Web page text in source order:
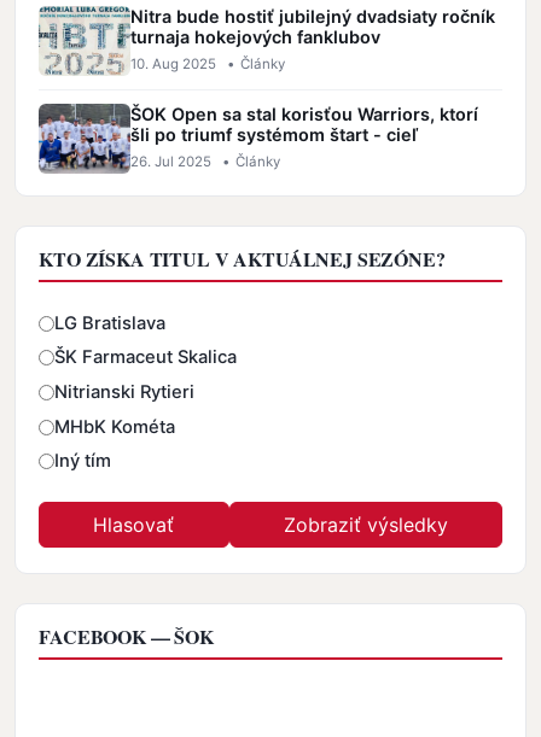
Nitra bude hostiť jubilejný dvadsiaty ročník
turnaja hokejových fanklubov
10. Aug 2025 • Články
ŠOK Open sa stal korisťou Warriors, ktorí
šli po triumf systémom štart - cieľ
26. Jul 2025 • Články
KTO ZÍSKA TITUL V AKTUÁLNEJ SEZÓNE?
Odpovede
LG Bratislava
ŠK Farmaceut Skalica
Nitrianski Rytieri
MHbK Kométa
Iný tím
FACEBOOK — ŠOK